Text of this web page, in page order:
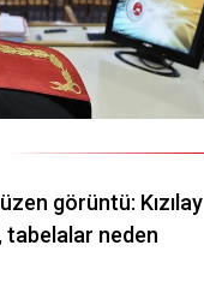
görüntü: Kızılay
tabelalar neden